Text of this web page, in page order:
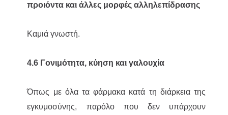
προιόντα και άλλες μορφές αλληλεπίδρασης
Καμιά γνωστή.
4.6 Γονιμότητα, κύηση και γαλουχία
Όπως με όλα τα φάρμακα κατά τη διάρκεια της
εγκυμοσύνης, παρόλο που δεν υπάρχουν